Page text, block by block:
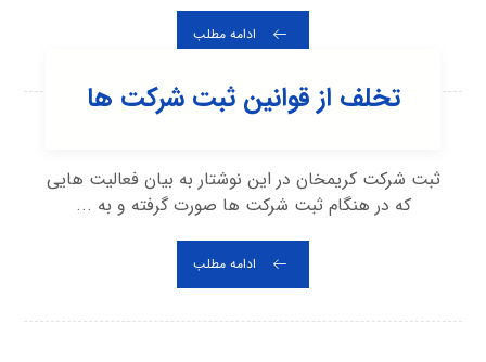
ادامه مطلب
تخلف از قوانین ثبت شرکت ها
ثبت شرکت کریمخان در این نوشتار به بیان فعالیت هایی
که در هنگام ثبت شرکت ها صورت گرفته و به ...
ادامه مطلب